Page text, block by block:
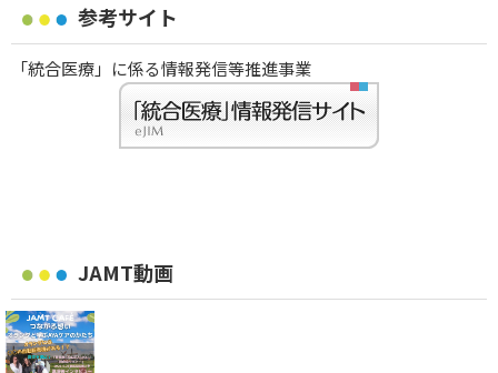
参考サイト
「統合医療」に係る情報発信等推進事業
JAMT動画